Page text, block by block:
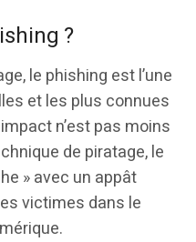
?
le phishing est l’une
et les plus connues
n’est pas moins
de piratage, le
» avec un appât
victimes dans le